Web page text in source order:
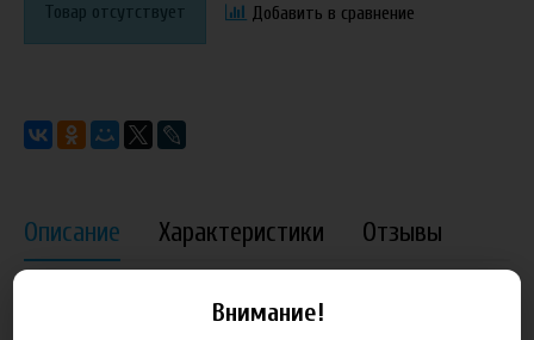
Товар отсутствует Добавить в сравнение
Описание Характеристики Отзывы
производства самодельных жидкостей для электронных
Внимание!